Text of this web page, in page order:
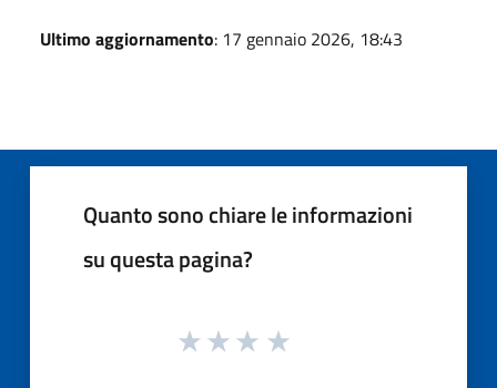
Ultimo aggiornamento: 17 gennaio 2026, 18:43
Quanto sono chiare le informazioni
su questa pagina?